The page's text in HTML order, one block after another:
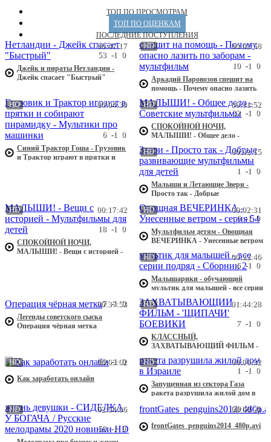
ТОП ПО ПРОСМОТРАМ
ТОП ПО ОЦЕНКАМ
ПОСЛЕДНИЕ ПОСТУПЛЕНИЯ
00:47:17
53 -1
0
Джейк и пираты Нетландии -
Джейк спасает "Быстрый"
HD 00:02:58
10 -1
0
Аркадий Паровозов спешит на
помощь - Почему опасно лазить
HD
00:04:39
6 -1
0
Синий Трактор Гоша - Грузовик
и Трактор играют в прятки и
HD
00:11:52
32 -1
0
СПОКОЙНОЙ НОЧИ,
МАЛЫШИ! - Общее дело -
HD
00:02:15
1 -1
0
Малыши и Летающие Звери -
Просто так - Добрые
детей
HD 00:17:42
18 -1
0
СПОКОЙНОЙ НОЧИ,
МАЛЫШИ! - Вещи с историей -
HD
00:02:31
6 -1 0
Мультфильм детям - Овощная
ВЕЧЕРИНКА - Унесенные ветром
HD
00:22:46
6 -1
0
Малышарики - обучающий
мультик для малышей - все серии
подряд - Сборник 2
00:37:53
7 -1 0
Легенды советского сыска
Операция чёрная метка
HD 01:44:28
7 -1
0
КЛАССНЫЙ,
ЗАХВАТЫВАЮЩИЙ ФИЛЬМ -
HD
00:03:02
19 -1 0
Как заработать онлайн
HD
00:00:32
1
-1
0
Запущенная из сектора Газа
ракета разрушила жилой дом в
HD
02:54:06
59 -1 0
00:00:21
20 -1 0
frontGates_penguins2014_480p.avi